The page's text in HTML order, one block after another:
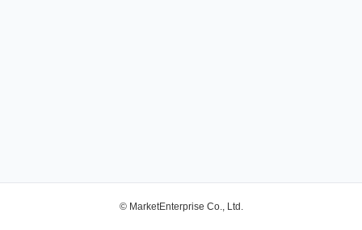
© MarketEnterprise Co., Ltd.